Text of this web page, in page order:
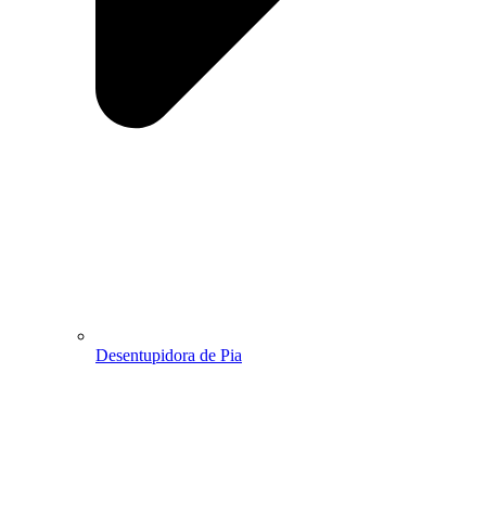
Desentupidora de Pia